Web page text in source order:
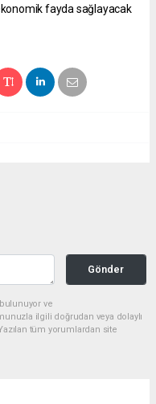
fayda sağlayacak
Gönder
ve
ilgili doğrudan veya dolaylı
tüm yorumlardan site